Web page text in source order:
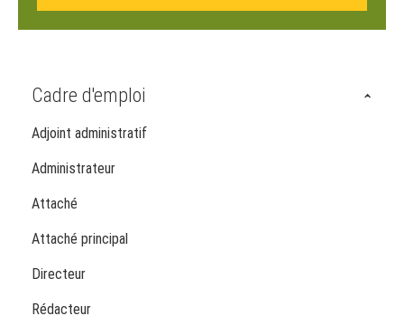
Cadre d'emploi
Adjoint administratif
Administrateur
Attaché
Attaché principal
Directeur
Rédacteur